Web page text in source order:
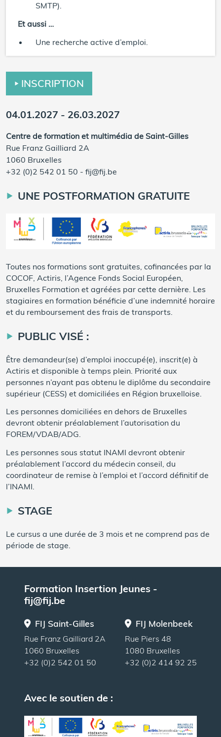
SMTP).
Et aussi …
Une recherche active d’emploi.
INSCRIPTION
04.01.2027 - 26.03.2027
Centre de formation et multimédia de Saint-Gilles
Rue Franz Gailliard 2A
1060 Bruxelles
+32 (0)2 542 01 50 - fij@fij.be
UNE POSTFORMATION GRATUITE
Toutes nos formations sont gratuites, cofinancées par la
COCOF, Actiris, l’Agence Fonds Social Européen,
Bruxelles Formation et agréées par cette dernière. Les
stagiaires en formation bénéficie d’une indemnité horaire
et du remboursement des frais de transports.
PUBLIC VISÉ :
Être demandeur(se) d’emploi inoccupé(e), inscrit(e) à
Actiris et disponible à temps plein. Priorité aux
personnes n’ayant pas obtenu le diplôme du secondaire
supérieur (CESS) et domiciliées en Région bruxelloise.
Les personnes domiciliées en dehors de Bruxelles
devront obtenir préalablement l’autorisation du
FOREM/VDAB/ADG.
Les personnes sous statut INAMI devront obtenir
préalablement l’accord du médecin conseil, du
coordinateur de remise à l’emploi et l’accord définitif de
l’INAMI.
STAGE
Le cursus a une durée de 3 mois et ne comprend pas de
période de stage.
Formation Insertion Jeunes -
fij@fij.be
FIJ Saint-Gilles
Rue Franz Gailliard 2A
1060 Bruxelles
+32 (0)2 542 01 50
FIJ Molenbeek
Rue Piers 48
1080 Bruxelles
+32 (0)2 414 92 25
Avec le soutien de :